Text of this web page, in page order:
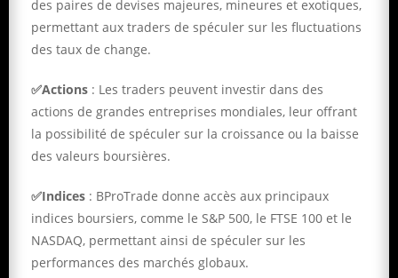
des paires de devises majeures, mineures et exotiques,
permettant aux traders de spéculer sur les fluctuations
des taux de change.
✅Actions: Les traders peuvent investir dans des
actions de grandes entreprises mondiales, leur offrant
la possibilité de spéculer sur la croissance ou la baisse
des valeurs boursières.
✅Indices : BProTrade donne accès aux principaux
indices boursiers, comme le S&P 500, le FTSE 100 et le
NASDAQ, permettant ainsi de spéculer sur les
performances des marchés globaux.